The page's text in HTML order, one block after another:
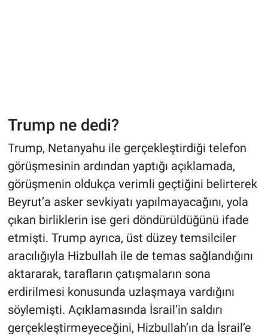
Trump ne dedi?
Trump, Netanyahu ile gerçekleştirdiği telefon
görüşmesinin ardından yaptığı açıklamada,
görüşmenin oldukça verimli geçtiğini belirterek
Beyrut’a asker sevkiyatı yapılmayacağını, yola
çıkan birliklerin ise geri döndürüldüğünü ifade
etmişti. Trump ayrıca, üst düzey temsilciler
aracılığıyla Hizbullah ile de temas sağlandığını
aktararak, tarafların çatışmaların sona
erdirilmesi konusunda uzlaşmaya vardığını
söylemişti. Açıklamasında İsrail’in saldırı
gerçekleştirmeyeceğini, Hizbullah’ın da İsrail’e